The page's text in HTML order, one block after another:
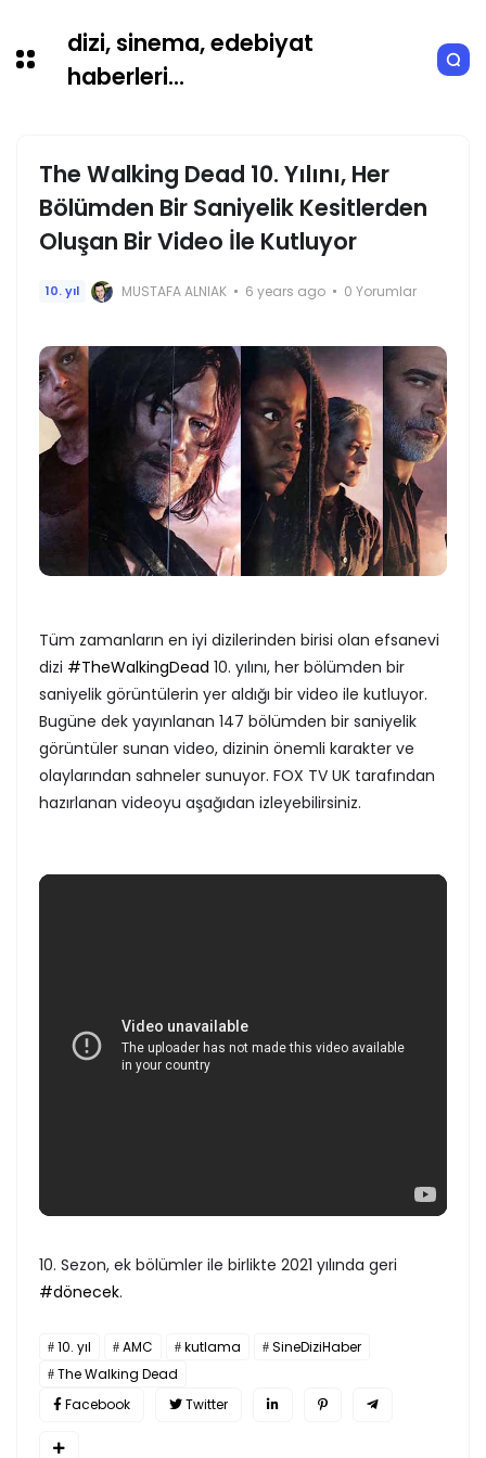
dizi, sinema, edebiyat
haberleri...
The Walking Dead 10. Yılını, Her
Bölümden Bir Saniyelik Kesitlerden
Oluşan Bir Video İle Kutluyor
10. yıl MUSTAFA ALNIAK 6 years ago 0 Yorumlar
Tüm zamanların en iyi dizilerinden birisi olan efsanevi
dizi #TheWalkingDead 10. yılını, her bölümden bir
saniyelik görüntülerin yer aldığı bir video ile kutluyor.
Bugüne dek yayınlanan 147 bölümden bir saniyelik
görüntüler sunan video, dizinin önemli karakter ve
olaylarından sahneler sunuyor. FOX TV UK tarafından
hazırlanan videoyu aşağıdan izleyebilirsiniz.
10. Sezon, ek bölümler ile birlikte 2021 yılında geri
#dönecek.
10. yıl AMC kutlama
SineDiziHaber
The Walking Dead
Facebook
Twitter